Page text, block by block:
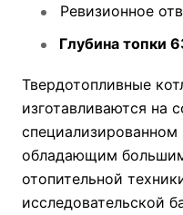
Ревизионное
Глубина топки
Твердотопливные
изготавливаются на
обладающим
отопительной
исследовательской